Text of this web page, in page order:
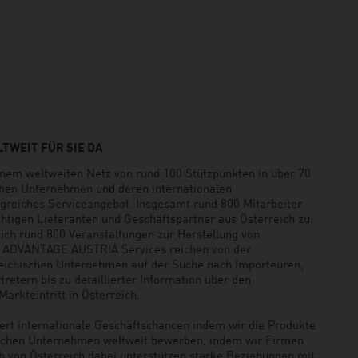
FÜR SIE DA
weltweiten Netz von rund 100 Stützpunkten in über 70
Unternehmen und deren internationalen
Serviceangebot. Insgesamt rund 800 Mitarbeiter
Lieferanten und Geschäftspartner aus Österreich zu
rund 800 Veranstaltungen zur Herstellung von
AUSTRIA Services reichen von der
Unternehmen auf der Suche nach Importeuren,
bis zu detaillierter Information über den
in Österreich.
internationale Geschäftschancen indem wir die Produkte
Unternehmen weltweit bewerben, indem wir Firmen